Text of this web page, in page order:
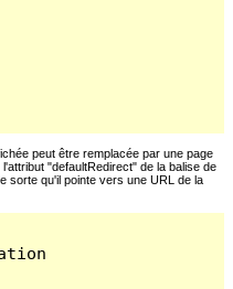
peut être remplacée par une page
"defaultRedirect" de la balise de
sorte qu'il pointe vers une URL de la